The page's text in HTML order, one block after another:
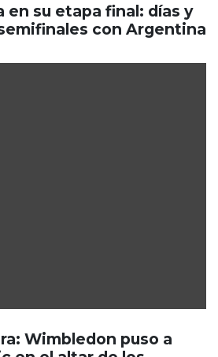
en su etapa final: días y
con Argentina
Wimbledon puso a